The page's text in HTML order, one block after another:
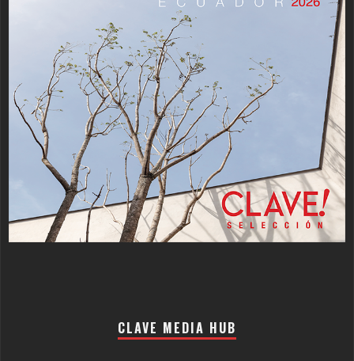
CLAVE MEDIA HUB